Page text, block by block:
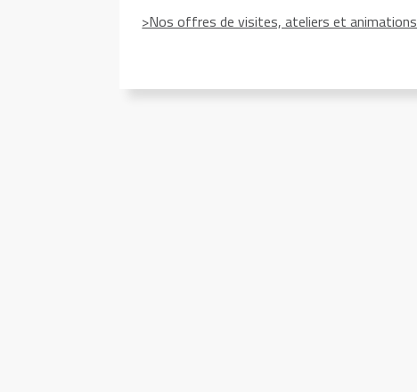
>Nos offres de visites, ateliers et animations